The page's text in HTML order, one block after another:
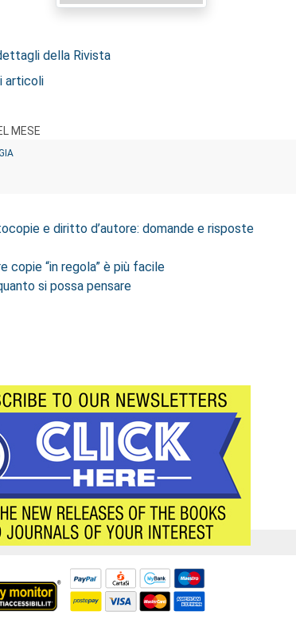
della Rivista
articoli
MESE
e diritto d’autore: domande e risposte
copie “in regola” è più facile
si possa pensare